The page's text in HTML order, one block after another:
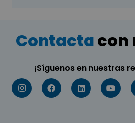
Contactacon
¡Síguenos en nuestras